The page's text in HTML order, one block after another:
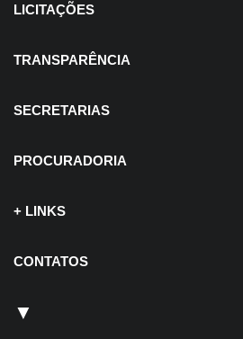
LICITAÇÕES
TRANSPARÊNCIA
SECRETARIAS
PROCURADORIA
+ LINKS
CONTATOS
▼